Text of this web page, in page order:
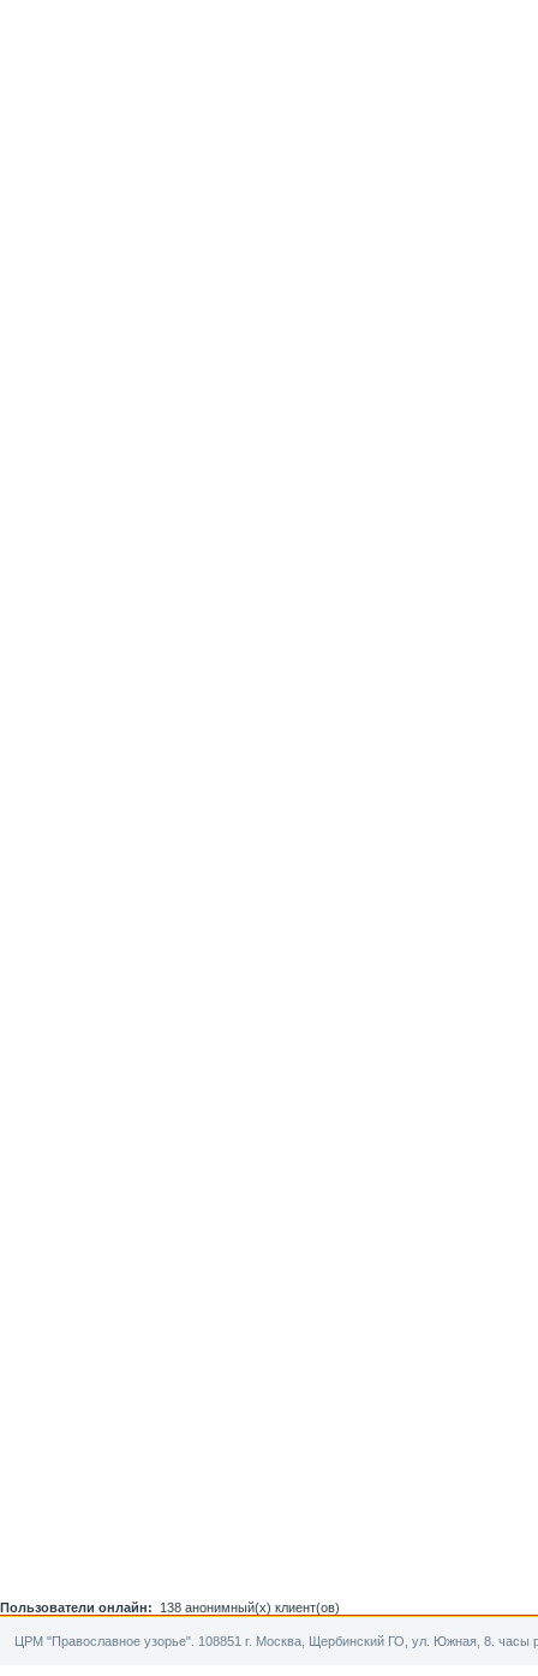
Пользователи онлайн: 138 анонимный(х) клиент(ов)
ЦРМ "Православное узорье". 108851 г. Москва, Щербинский ГО, ул. Южная, 8. часы